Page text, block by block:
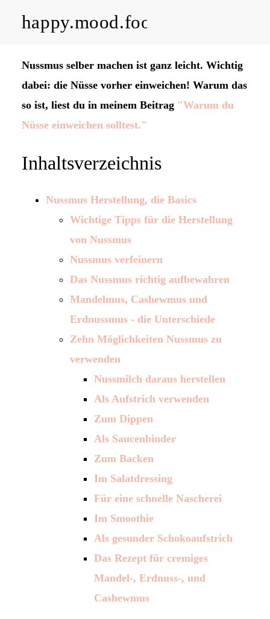
happy.mood.food
Rezepte
Ayurveda
About me
Kontakt
Work with me
Nussmus selber machen ist ganz leicht. Wichtig
dabei: die Nüsse vorher einweichen! Warum das
so ist, liest du in meinem Beitrag "Warum du
Nüsse einweichen solltest."
Inhaltsverzeichnis
Nussmus Herstellung, die Basics
Wichtige Tipps für die Herstellung
von Nussmus
Nussmus verfeinern
Das Nussmus richtig aufbewahren
Mandelmus, Cashewmus und
Erdnussmus - die Unterschiede
Zehn Möglichkeiten Nussmus zu
verwenden
Nussmilch daraus herstellen
Als Aufstrich verwenden
Zum Dippen
Als Saucenbinder
Zum Backen
Im Salatdressing
Für eine schnelle Nascherei
Im Smoothie
Als gesunder Schokoaufstrich
Das Rezept für cremiges
Mandel-, Erdnuss-, und
Cashewmus